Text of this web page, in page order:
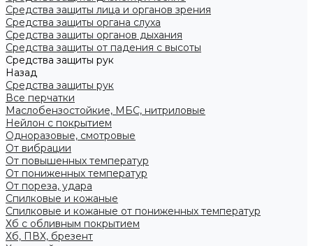
Средства защиты лица и органов зрения
Средства защиты органа слуха
Средства защиты органов дыхания
Средства защиты от падения с высоты
Средства защиты рук
Назад
Средства защиты рук
Все перчатки
Маслобензостойкие, МБС, нитриловые
Нейлон с покрытием
Одноразовые, смотровые
От вибрации
От повышенных температур
От пониженных температур
От пореза, удара
Спилковые и кожаные
Спилковые и кожаные от пониженных температур
Хб с обливным покрытием
Хб, ПВХ, брезент